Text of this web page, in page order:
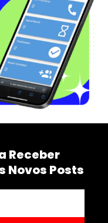
Receber
Novos Posts